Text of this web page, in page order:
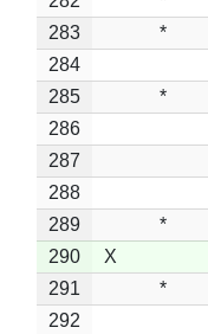
283
*
284
285
*
286
287
288
289
*
290
X
291
*
292